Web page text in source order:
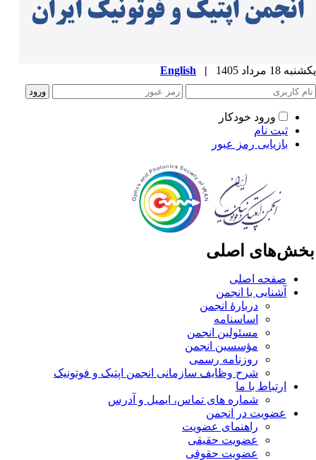
18 مرداد 1405 |
English
ورود خودکار
ثبت نام
بازیابی رمز عبور
اصلی
صفحه اصلی
آشنایی با انجمن
دربارۀ انجمن
اساسنامه
مسئولین انجمن
مؤسسین انجمن
روزنامه رسمی
شرح وظایف سازمانی انجمن اپتیک و فوتونیک
ارتباط با ما
شماره های تماس، ایمیل و آدرس
عضویت در انجمن
راهنمای عضویت
عضویت حقیقی
عضویت حقوقی